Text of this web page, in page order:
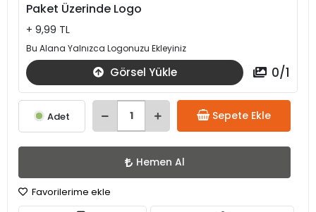
Paket Üzerinde Logo
+ 9,99 TL
Bu Alana Yalnızca Logonuzu Ekleyiniz
Görsel Yükle 0/1
Adet Sepete Ekle
Hemen Al
Favorilerime ekle